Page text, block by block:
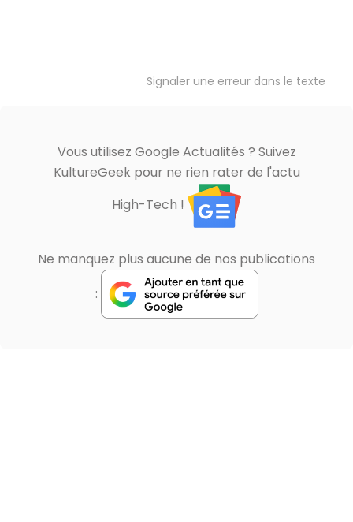
Signaler une erreur dans le texte
Vous utilisez Google Actualités ? Suivez
KultureGeek pour ne rien rater de l'actu
High-Tech !
Ne manquez plus aucune de nos publications
: